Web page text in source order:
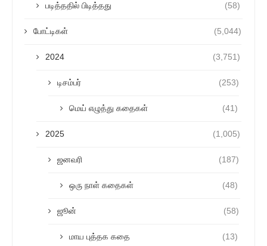
படித்ததில் பிடித்தது (58)
போட்டிகள் (5,044)
2024 (3,751)
டிசம்பர் (253)
மெய் எழுத்து கதைகள் (41)
2025 (1,005)
ஜனவரி (187)
ஒரு நாள் கதைகள் (48)
ஜூன் (58)
மாய புத்தக கதை (13)